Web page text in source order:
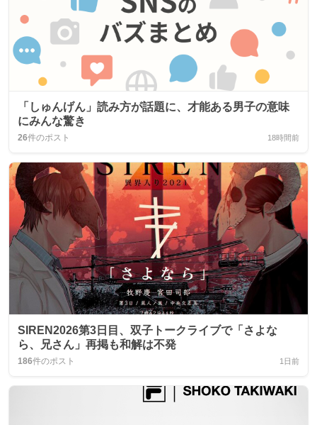
「しゅんげん」読み方が話題に、才能ある男子の意味
にみんな驚き
26件のポスト 18時間前
SIREN2026第3日目、双子トークライブで「さよな
ら、兄さん」再掲も和解は不発
186件のポスト 1日前